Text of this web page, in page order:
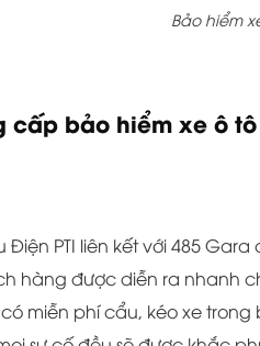
Bảo hiểm
cấp bảo hiểm xe ô
Điện PTI liên kết với 485
hàng được diễn ra nhanh
có miễn phí cẩu, kéo xe